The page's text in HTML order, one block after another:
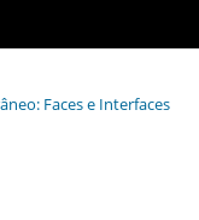
Faces e Interfaces